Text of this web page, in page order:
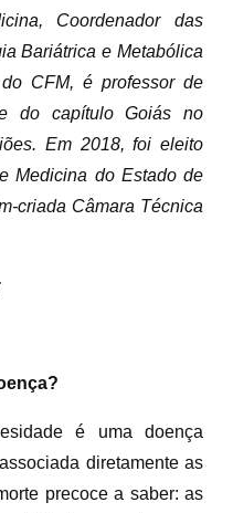
Coordenador das
Bariátrica e Metabólica
CFM, é professor de
do capítulo Goiás no
Em 2018, foi eleito
Medicina do Estado de
criada Câmara Técnica
é uma doença
diretamente as
precoce a saber: as